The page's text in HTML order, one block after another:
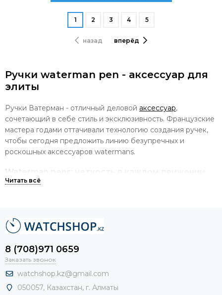
назад
1 2 3 4 5
вперёд
Ручки waterman pen - аксессуар для
элиты
Ручки Ватерман - отличный деловой аксессуар,
сочетающий в себе стиль и эксклюзивность. Французские
мастера годами оттачивали технологию создания ручек,
чтобы сегодня предложить линию безупречных и
роскошных аксессуаров watermans.
Waterman pens: четкость в каждом движении
аксессуары для современных и взыскательных людей.
Ручки
изящностью фактуры.
инновационной технологии. Коллекция Ватермана -
бестселлер среди пишущих инструментов, так как в
8 (708)971 0659
Заказать звонок
watchshop.kz@gmail.com
050057, Казахстан, г. Алматы